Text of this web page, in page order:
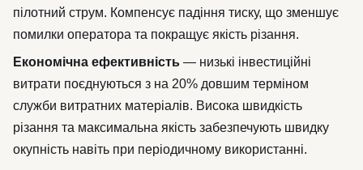
пілотний струм. Компенсує падіння тиску, що зменшує
помилки оператора та покращує якість різання.
Економічна ефективність — низькі інвестиційні
витрати поєднуються з на 20% довшим терміном
служби витратних матеріалів. Висока швидкість
різання та максимальна якість забезпечують швидку
окупність навіть при періодичному використанні.